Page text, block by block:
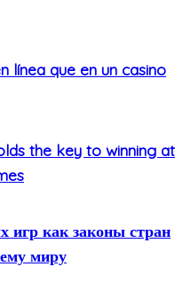
línea que en un casino
the key to winning at
игр как законы стран
миру